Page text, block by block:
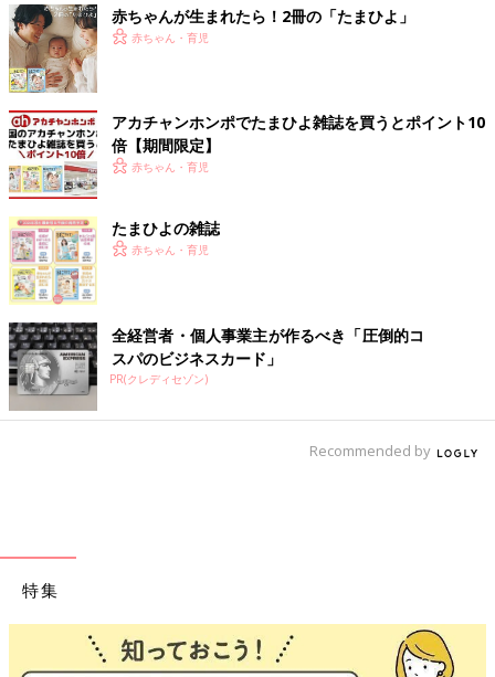
赤ちゃんが生まれたら！2冊の「たまひよ」
赤ちゃん・育児
アカチャンホンポでたまひよ雑誌を買うとポイント10
倍【期間限定】
赤ちゃん・育児
たまひよの雑誌
赤ちゃん・育児
全経営者・個人事業主が作るべき「圧倒的コ
スパのビジネスカード」
PR(クレディセゾン)
Recommended by
特集